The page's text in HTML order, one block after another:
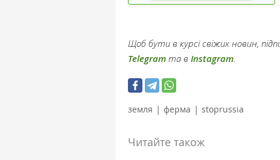
Щоб бути в курсі свіжих новин,
Telegram та в Instagram
земля | ферма | stoprussia
Читайте також